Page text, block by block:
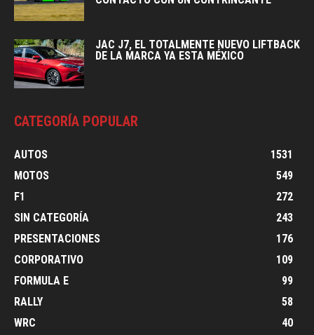
JAC J7, EL TOTALMENTE NUEVO LIFTBACK
DE LA MARCA YA ESTA MÉXICO
CATEGORÍA POPULAR
AUTOS
1531
MOTOS
549
F1
272
SIN CATEGORÍA
243
PRESENTACIONES
176
CORPORATIVO
109
FORMULA E
99
RALLY
58
WRC
40